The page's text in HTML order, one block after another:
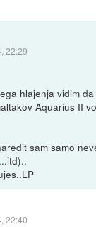
22:29
hlajenja vidim
Aquarius II
sam samo
22:40